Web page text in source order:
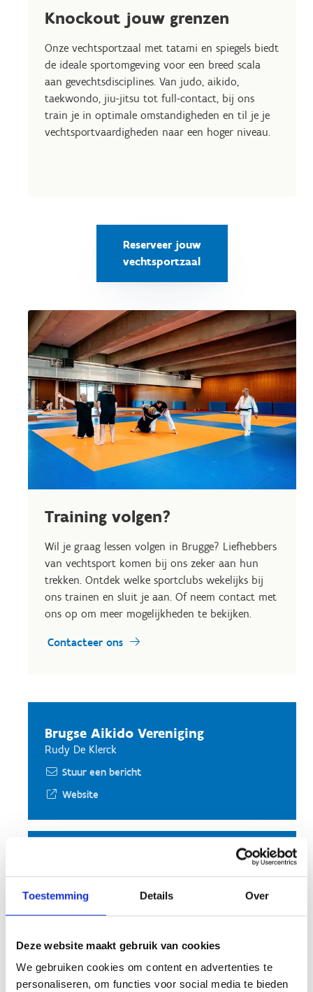
Toestemming Details Over
Deze website maakt gebruik van cookies
We gebruiken cookies om content en advertenties te
personaliseren, om functies voor social media te bieden
Knockout jouw grenzen
Onze vechtsportzaal met tatami en spiegels biedt
de ideale sportomgeving voor een breed scala
aan gevechtsdisciplines. Van judo, aikido,
taekwondo, jiu-jitsu tot full-contact, bij ons
train je in optimale omstandigheden en til je je
vechtsportvaardigheden naar een hoger niveau.
Reserveer jouw
vechtsportzaal
Training volgen?
Wil je graag lessen volgen in Brugge? Liefhebbers
van vechtsport komen bij ons zeker aan hun
trekken. Ontdek welke sportclubs wekelijks bij
ons trainen en sluit je aan. Of neem contact met
ons op om meer mogelijkheden te bekijken.
Contacteer ons
Brugse Aikido Vereniging
Rudy De Klerck
Stuur een bericht
Website
Lien Bentein
Stuur een bericht